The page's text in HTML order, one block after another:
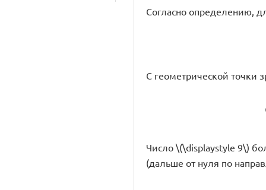
Согласно определению,
С геометрической точки
Число \(\displaystyle 9\)
(дальше от нуля по